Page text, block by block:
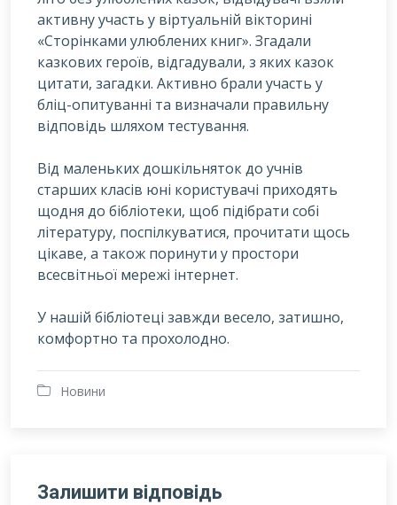
активну участь у віртуальній вікторині
«Сторінками улюблених книг». Згадали
казкових героїв, відгадували, з яких казок
цитати, загадки. Активно брали участь у
бліц-опитуванні та визначали правильну
відповідь шляхом тестування.
Від маленьких дошкільняток до учнів
старших класів юні користувачі приходять
щодня до бібліотеки, щоб підібрати собі
літературу, поспілкуватися, прочитати щось
цікаве, а також поринути у простори
всесвітньої мережі інтернет.
У нашій бібліотеці завжди весело, затишно,
комфортно та прохолодно.
Новини
Залишити відповідь